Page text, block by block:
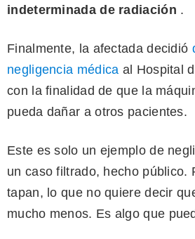
indeterminada de radiación .
Finalmente, la afectada decidió
negligencia médica al Hospital
con la finalidad de que la
pueda dañar a otros pacientes.
Este es solo un ejemplo de
un caso filtrado, hecho público.
tapan, lo que no quiere decir
mucho menos. Es algo que